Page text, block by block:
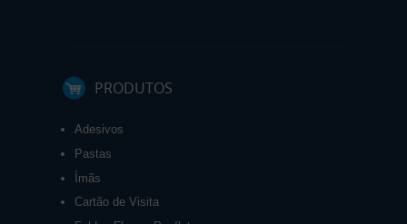
PRODUTOS
Adesivos
Pastas
Ímãs
Cartão de Visita